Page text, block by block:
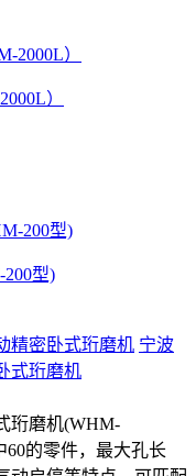
）
型)
宁波
式珩磨机
珩磨机(WHM-
60的零件，最大孔长